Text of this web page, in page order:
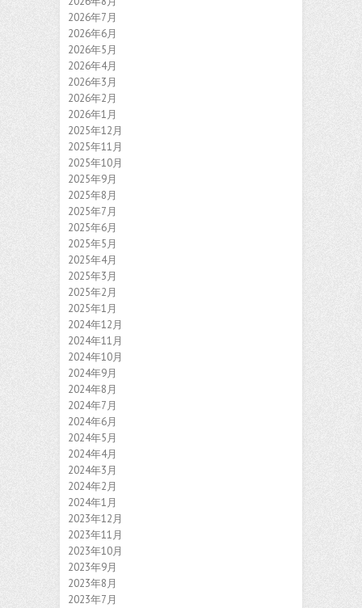
2026年7月
2026年6月
2026年5月
2026年4月
2026年3月
2026年2月
2026年1月
2025年12月
2025年11月
2025年10月
2025年9月
2025年8月
2025年7月
2025年6月
2025年5月
2025年4月
2025年3月
2025年2月
2025年1月
2024年12月
2024年11月
2024年10月
2024年9月
2024年8月
2024年7月
2024年6月
2024年5月
2024年4月
2024年3月
2024年2月
2024年1月
2023年12月
2023年11月
2023年10月
2023年9月
2023年8月
2023年7月